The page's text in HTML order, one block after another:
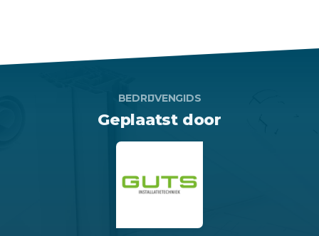
BEDRIJVENGIDS
Geplaatst door